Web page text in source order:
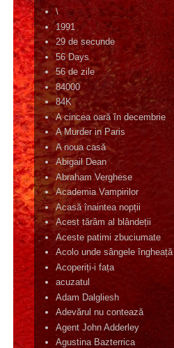
\
1991
29 de secunde
56 Days
56 de zile
84000
84K
A cincea oară în decembrie
A Murder in Paris
A noua casă
Abigail Dean
Abraham Verghese
Academia Vampirilor
Acasă înaintea nopții
Acest tărâm al blândeții
Aceste patimi zbuciumate
Acolo unde sângele îngheață
Acoperiți-i fața
acuzatul
Adam Dalgliesh
Adevărul nu contează
Agent John Adderley
Agustina Bazterrica